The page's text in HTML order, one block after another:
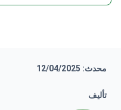
محدث: 12/04/2025
تأليف